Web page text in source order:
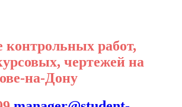
работ,
чертежей на
на-Дону